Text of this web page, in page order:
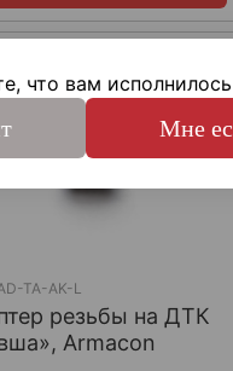
TA-AK-L
резьбы на ДТК
Armacon
что вам
Мне